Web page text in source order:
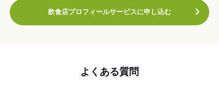
飲食店プロフィールサービスに申し込む
よくある質問